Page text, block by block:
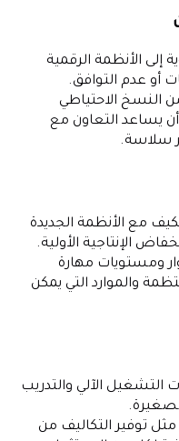
إلى الأنظمة الرقمية
أو عدم التوافق.
النسخ الاحتياطي
أن يساعد التعاون مع
سلاسة.
مع الأنظمة الجديدة
الإنتاجية الأولية.
ومستويات مهارة
والموارد التي يمكن
التشغيل الآلي والتدريب
مثل توفير التكاليف من